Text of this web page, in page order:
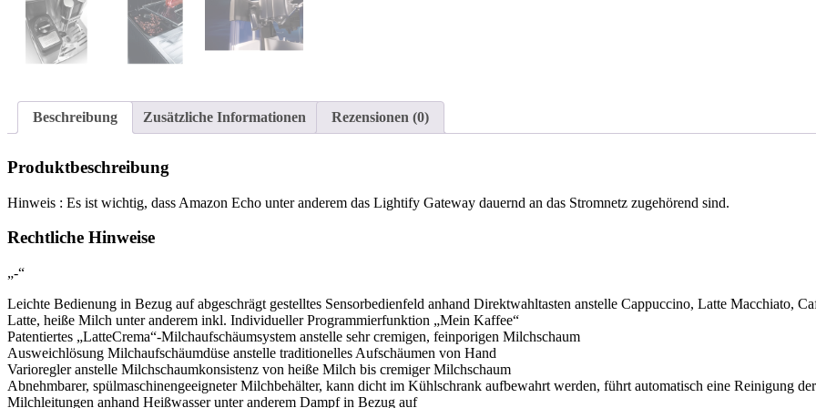
Beschreibung Zusätzliche Informationen Rezensionen (0)
Produktbeschreibung
Hinweis : Es ist wichtig, dass Amazon Echo unter anderem das Lightify Gateway dauernd an das Stromnetz zugehörend sind.
Rechtliche Hinweise
„-“
Leichte Bedienung in Bezug auf abgeschrägt gestelltes Sensorbedienfeld anhand Direktwahltasten anstelle Cappuccino, Latte Macchiato,
Latte, heiße Milch unter anderem inkl. Individueller Programmierfunktion „Mein Kaffee“
Patentiertes „LatteCrema“-Milchaufschäumsystem anstelle sehr cremigen, feinporigen Milchschaum
Ausweichlösung Milchaufschäumdüse anstelle traditionelles Aufschäumen von Hand
Varioregler anstelle Milchschaumkonsistenz von heiße Milch bis cremiger Milchschaum
Abnehmbarer, spülmaschinengeeigneter Milchbehälter, kann dicht im Kühlschrank aufbewahrt werden, führt automatisch eine Reinigung der
Milchleitungen anhand Heißwasser unter anderem Dampf in Bezug auf